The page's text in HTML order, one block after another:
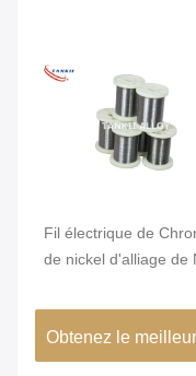
Fil électrique de
de nickel d'alliage de
6j22
Obtenez le